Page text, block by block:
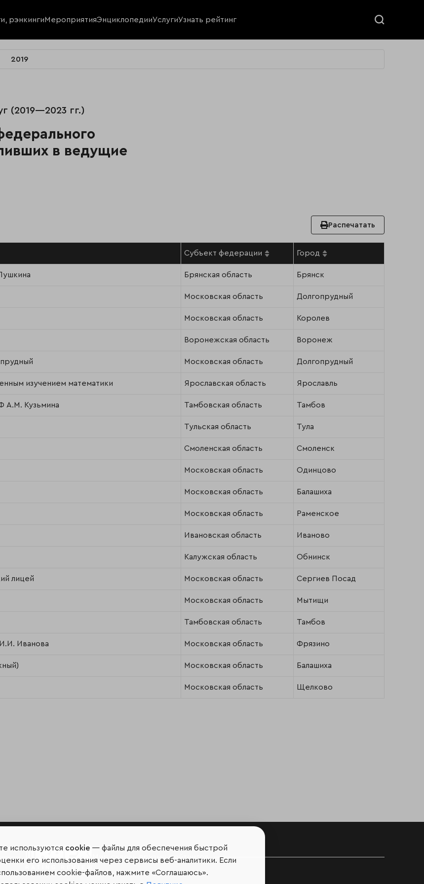
рэнкингиМероприятияЭнциклопедииУслугиУзнать рейтинг
2019
(2019—2023 гг.)
в ведущие
Распечатать
Субъект федерации Город
Брянская область Брянск
Московская область Долгопрудный
Московская область Королев
Воронежская область Воронеж
Московская область Долгопрудный
изучением математики Ярославская область Ярославль
А.М. Кузьмина Тамбовская область Тамбов
Тульская область Тула
Смоленская область Смоленск
Московская область Одинцово
Московская область Балашиха
Московская область Раменское
Ивановская область Иваново
Калужская область Обнинск
лицей Московская область Сергиев Посад
Московская область Мытищи
Тамбовская область Тамбов
Иванова Московская область Фрязино
Московская область Балашиха
Московская область Щелково
Мир сквозь призму рейтингов
используются cookie — файлы для обеспечения быстрой
его использования через сервисы веб-аналитики. Если
cookie-файлов, нажмите «Соглашаюсь».